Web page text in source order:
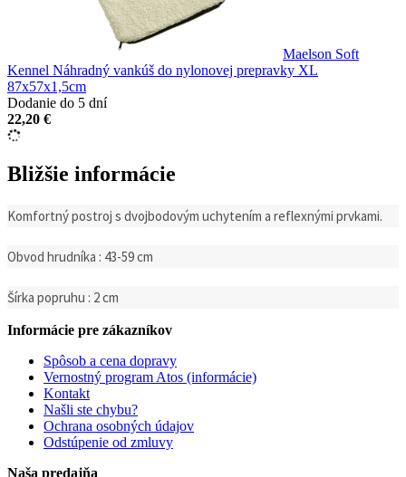
Maelson Soft
Kennel Náhradný vankúš do nylonovej prepravky XL
87x57x1,5cm
Dodanie do 5 dní
22,20 €
Bližšie informácie
Komfortný postroj s dvojbodovým uchytením a reflexnými prvkami.
Obvod hrudníka : 43-59 cm
Šírka popruhu : 2 cm
Informácie pre zákazníkov
Spôsob a cena dopravy
Vernostný program Atos (informácie)
Kontakt
Našli ste chybu?
Ochrana osobných údajov
Odstúpenie od zmluvy
Naša predajňa